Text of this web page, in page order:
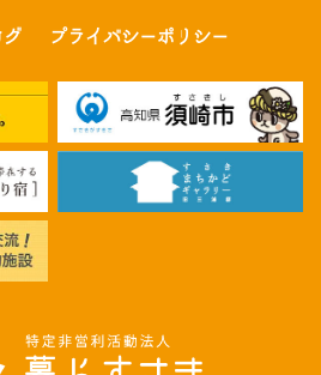
プライバシーポリシー